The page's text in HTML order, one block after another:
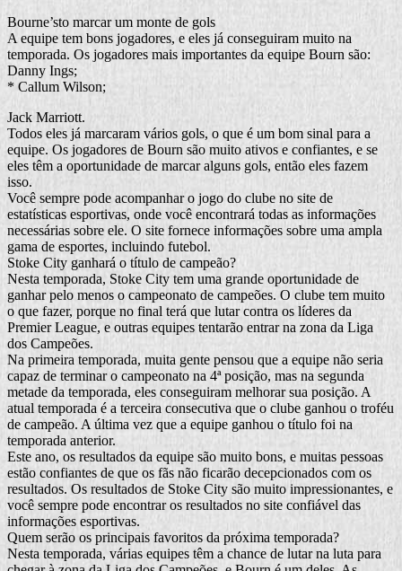
Bourne’sto marcar um monte de gols
A equipe tem bons jogadores, e eles já conseguiram muito na
temporada. Os jogadores mais importantes da equipe Bourn são:
Danny Ings;
* Callum Wilson;
Jack Marriott.
Todos eles já marcaram vários gols, o que é um bom sinal para a
equipe. Os jogadores de Bourn são muito ativos e confiantes, e se
eles têm a oportunidade de marcar alguns gols, então eles fazem
isso.
Você sempre pode acompanhar o jogo do clube no site de
estatísticas esportivas, onde você encontrará todas as informações
necessárias sobre ele. O site fornece informações sobre uma ampla
gama de esportes, incluindo futebol.
Stoke City ganhará o título de campeão?
Nesta temporada, Stoke City tem uma grande oportunidade de
ganhar pelo menos o campeonato de campeões. O clube tem muito
o que fazer, porque no final terá que lutar contra os líderes da
Premier League, e outras equipes tentarão entrar na zona da Liga
dos Campeões.
Na primeira temporada, muita gente pensou que a equipe não seria
capaz de terminar o campeonato na 4ª posição, mas na segunda
metade da temporada, eles conseguiram melhorar sua posição. A
atual temporada é a terceira consecutiva que o clube ganhou o troféu
de campeão. A última vez que a equipe ganhou o título foi na
temporada anterior.
Este ano, os resultados da equipe são muito bons, e muitas pessoas
estão confiantes de que os fãs não ficarão decepcionados com os
resultados. Os resultados de Stoke City são muito impressionantes, e
você sempre pode encontrar os resultados no site confiável das
informações esportivas.
Quem serão os principais favoritos da próxima temporada?
Nesta temporada, várias equipes têm a chance de lutar na luta para